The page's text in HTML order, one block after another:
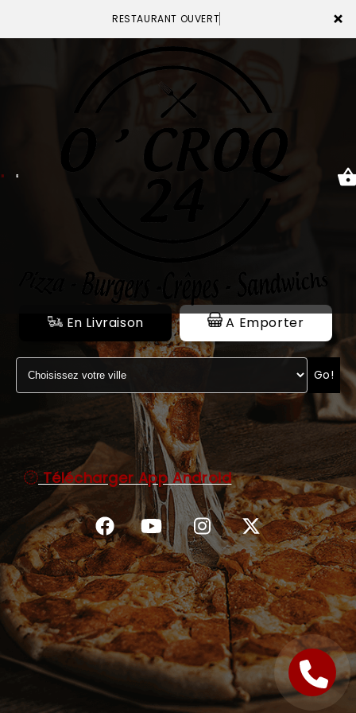
×
RESTAURANT OUVERT
NOTRE RESTAURANT
VOS AVIS
MENTIONS LÉGALES
C.G.V
En Livraison A Emporter
Go!
Télécharger App Android